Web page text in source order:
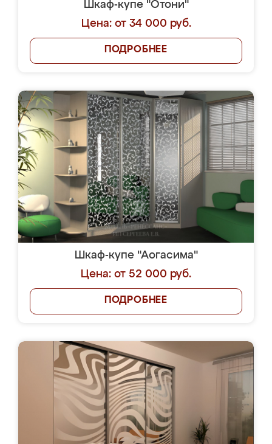
Шкаф-купе "Отони"
Цена: от 34 000 руб.
ПОДРОБНЕЕ
Шкаф-купе "Аогасима"
Цена: от 52 000 руб.
ПОДРОБНЕЕ